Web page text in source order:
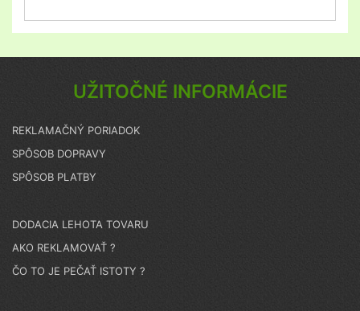
UŽITOČNÉ INFORMÁCIE
REKLAMAČNÝ PORIADOK
SPÔSOB DOPRAVY
SPÔSOB PLATBY
DODACIA LEHOTA TOVARU
AKO REKLAMOVAŤ ?
ČO TO JE PEČAŤ ISTOTY ?